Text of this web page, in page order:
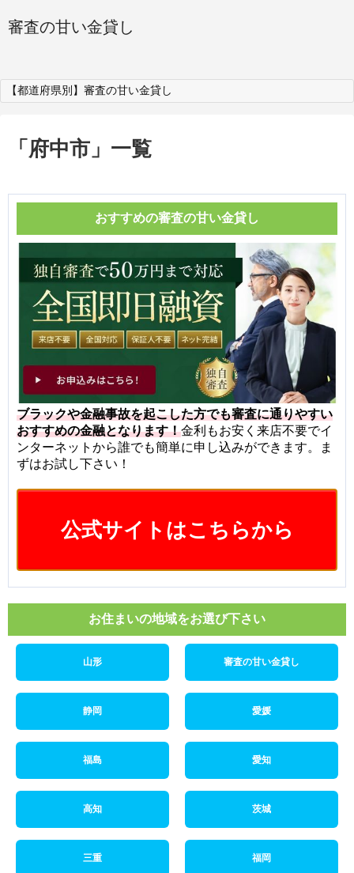
審査の甘い金貸し
【都道府県別】審査の甘い金貸し
「 府中市 」 一覧
おすすめの審査の甘い金貸し
ブラックや金融事故を起こした方でも審査に通りやすい
おすすめの金融となります！金利もお安く来店不要でイ
ンターネットから誰でも簡単に申し込みができます。ま
ずはお試し下さい！
公式サイトはこちらから
お住まいの地域をお選び下さい
山形 審査の甘い金貸し
静岡 愛媛
福島 愛知
高知 茨城
三重 福岡